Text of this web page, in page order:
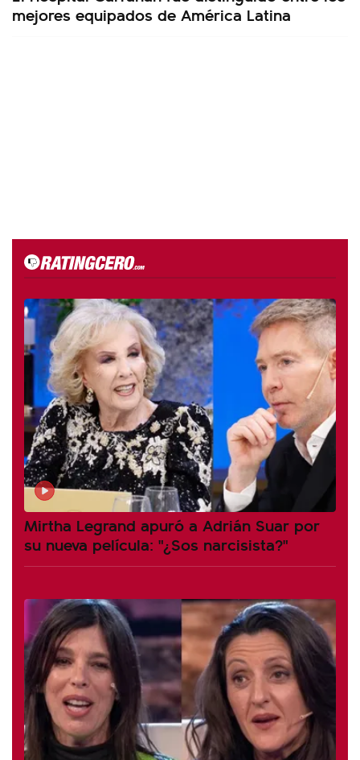
mejores equipados de América Latina
Mirtha Legrand apuró a Adrián Suar por
su nueva película: "¿Sos narcisista?"